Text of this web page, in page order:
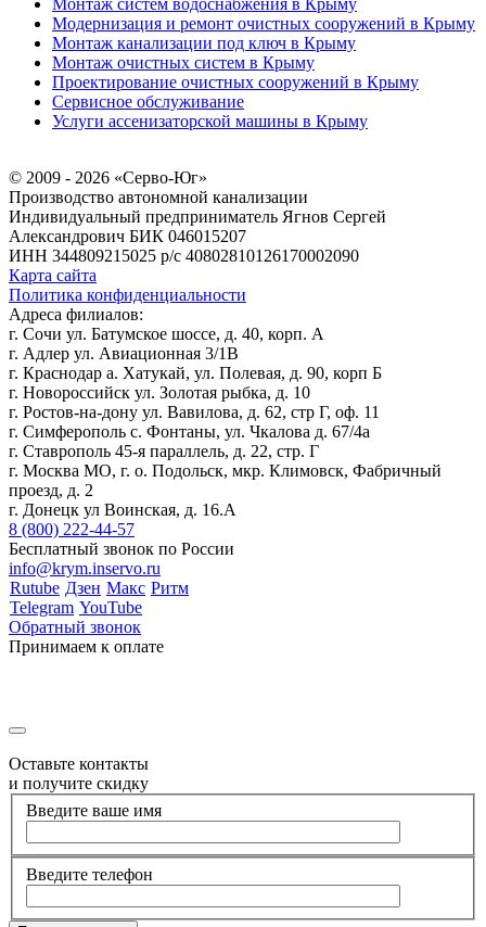
Модернизация и ремонт очистных сооружений в Крыму
Монтаж канализации под ключ в Крыму
Монтаж очистных систем в Крыму
Проектирование очистных сооружений в Крыму
Сервисное обслуживание
Услуги ассенизаторской машины в Крыму
© 2009 - 2026 «Серво-Юг»
Производство автономной канализации
Индивидуальный предприниматель Ягнов Сергей
Александрович БИК 046015207
ИНН 344809215025 р/с 40802810126170002090
Карта сайта
Политика конфиденциальности
Адреса филиалов:
г. Сочи ул. Батумское шоссе, д. 40, корп. А
г. Адлер ул. Авиационная 3/1В
г. Краснодар а. Хатукай, ул. Полевая, д. 90, корп Б
г. Новороссийск ул. Золотая рыбка, д. 10
г. Ростов-на-дону ул. Вавилова, д. 62, стр Г, оф. 11
г. Симферополь с. Фонтаны, ул. Чкалова д. 67/4а
г. Ставрополь 45-я параллель, д. 22, стр. Г
г. Москва МО, г. о. Подольск, мкр. Климовск, Фабричный
проезд, д. 2
г. Донецк ул Воинская, д. 16.А
8 (800) 222-44-57
Бесплатный звонок по России
info@krym.inservo.ru
Rutube Дзен Макс Ритм
Telegram YouTube
Обратный звонок
Принимаем к оплате
Оставьте контакты
и получите скидку
Введите ваше имя
Введите телефон